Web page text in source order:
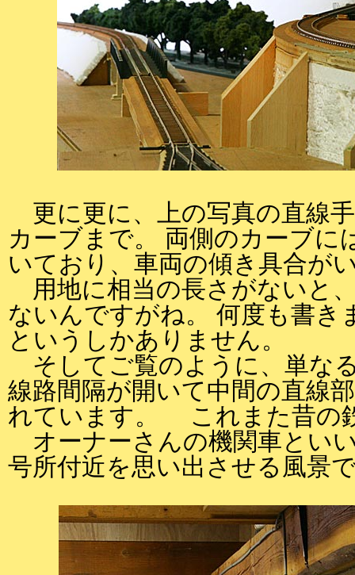
更に更に、上の写真の直線
カーブまで。 両側のカーブに
いており、車両の傾き具合が
用地に相当の長さがないと
ないんですがね。 何度も書き
というしかありません。
そしてご覧のように、単な
線路間隔が開いて中間の直線
れています。 これまた昔の
オーナーさんの機関車とい
号所付近を思い出させる風景